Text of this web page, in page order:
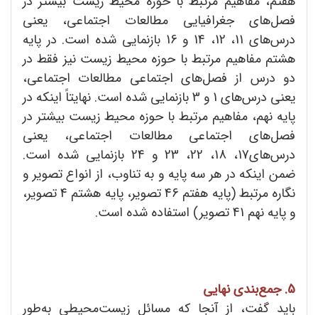
فصل‌های جغرافیایی مطالعات اجتماعی، یعنی
درس‌های 11، 12، 14 و 16 بازنمایی شده است. در پایه
هشتم مفاهیم مرتبط با حوزه محیط زیست نیز فقط در
دو درس از فصل‌های اجتماعی مطالعات اجتماعی،
یعنی درس‌های 1 و 3 بازنمایی شده است. نهایتاً اینکه در
پایه نهم، مفاهیم مرتبط با حوزه محیط زیست بیشتر در
فصل‌های اجتماعی مطالعات اجتماعی، یعنی
درس‌های17، 18، 22، 23 و 24 بازنمایی شده است.
ضمن اینکه در هر سه پایه و به تناوب، از انواع تصویر و
نگاره مرتبط (پایه هفتم 46 تصویر، پایه هشتم 4 تصویر،
و پایه نهم 41 تصویر) استفاده شده است.
5. جمع‌بندی نهایی
باید گفت، از آنجا که مسائل زیست‌محیطی به‌طور